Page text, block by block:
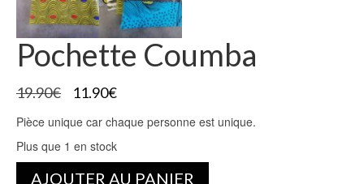
Pochette Coumba
19.90€
Le
initial
était :
19.90€.
11.90€Le
actuel
est :
11.90€.
Pièce unique car chaque personne est unique.
Plus que 1 en stock
quantité
AJOUTER AU PANIER